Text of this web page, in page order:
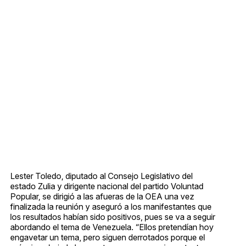
Lester Toledo, diputado al Consejo Legislativo del
estado Zulia y dirigente nacional del partido Voluntad
Popular, se dirigió a las afueras de la OEA una vez
finalizada la reunión y aseguró a los manifestantes que
los resultados habían sido positivos, pues se va a seguir
abordando el tema de Venezuela. “Ellos pretendían hoy
engavetar un tema, pero siguen derrotados porque el